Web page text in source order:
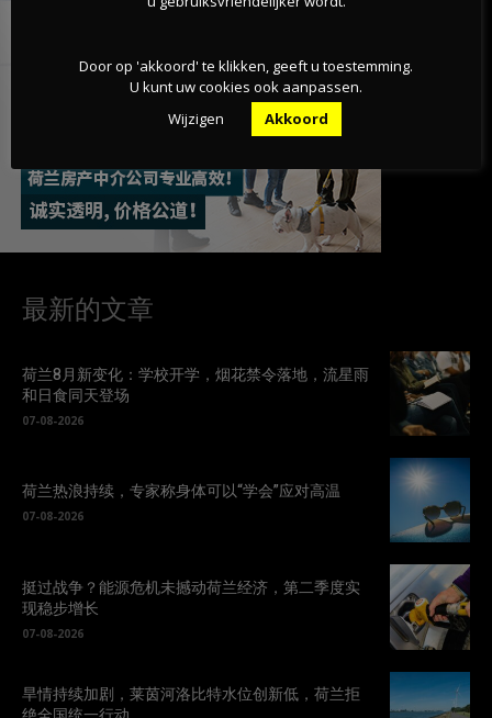
最新的文章
荷兰8月新变化：学校开学，烟花禁令落地，流星雨
和日食同天登场
07-08-2026
荷兰热浪持续，专家称身体可以“学会”应对高温
07-08-2026
挺过战争？能源危机未撼动荷兰经济，第二季度实
现稳步增长
07-08-2026
旱情持续加剧，莱茵河洛比特水位创新低，荷兰拒
Door op 'akkoord' te klikken, geeft u toestemming.
U kunt uw cookies ook aanpassen.
Wijzigen
Akkoord